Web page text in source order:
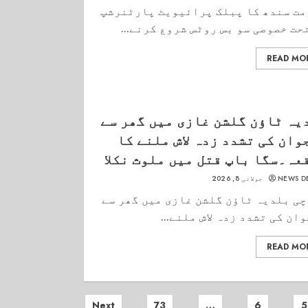
سندھ کا پبلک پرائیویٹ پارٹنرشپ
خصوصی سو بس روٹس شروع کرنے...
READ
ٹاؤن گلشن غازی میں گھر سے
کی تشدد زدہ لاش ملنے کا
باپ قتل میں ملوث نکلا
NEWS جولائی 8, 2026
بلدیہ ٹاؤن گلشن غازی میں گھر سے
کی تشدد زدہ لاش ملنے...
READ
5
6
…
73
Next